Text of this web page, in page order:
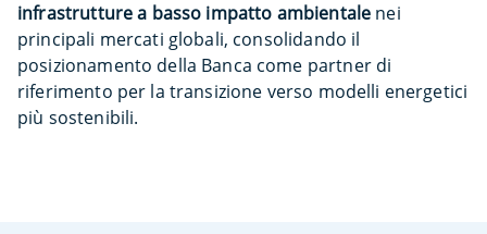
infrastrutture a basso impatto ambientale nei
principali mercati globali, consolidando il
posizionamento della Banca come partner di
riferimento per la transizione verso modelli energetici
più sostenibili.